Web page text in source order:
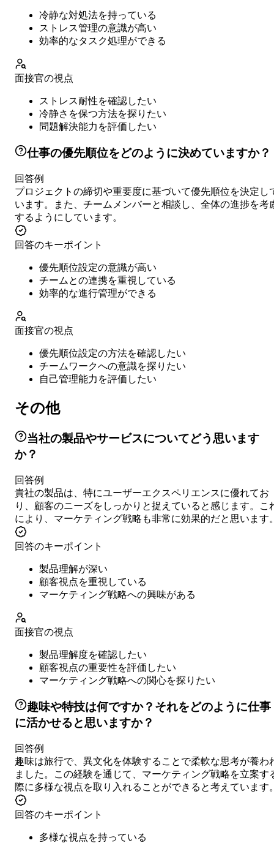
冷静な対処法を持っている
ストレス管理の意識が高い
効率的なタスク処理ができる
面接官の視点
ストレス耐性を確認したい
冷静さを保つ方法を探りたい
問題解決能力を評価したい
仕事の優先順位をどのように決めていますか？
回答例
プロジェクトの締切や重要度に基づいて優先順位を決定し
います。また、チームメンバーと相談し、全体の進捗を考
するようにしています。
回答のキーポイント
優先順位設定の意識が高い
チームとの連携を重視している
効率的な進行管理ができる
面接官の視点
優先順位設定の方法を確認したい
チームワークへの意識を探りたい
自己管理能力を評価したい
その他
当社の製品やサービスについてどう思います
か？
回答例
貴社の製品は、特にユーザーエクスペリエンスに優れてお
り、顧客のニーズをしっかりと捉えていると感じます。こ
により、マーケティング戦略も非常に効果的だと思います
回答のキーポイント
製品理解が深い
顧客視点を重視している
マーケティング戦略への興味がある
面接官の視点
製品理解度を確認したい
顧客視点の重要性を評価したい
マーケティング戦略への関心を探りたい
趣味や特技は何ですか？それをどのように仕事
に活かせると思いますか？
回答例
趣味は旅行で、異文化を体験することで柔軟な思考が養わ
ました。この経験を通じて、マーケティング戦略を立案す
際に多様な視点を取り入れることができると考えています
回答のキーポイント
多様な視点を持っている